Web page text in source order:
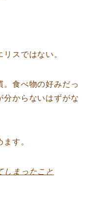
スではない。
。食べ物の好みだっ
分からないはずがな
す。
しまったこと